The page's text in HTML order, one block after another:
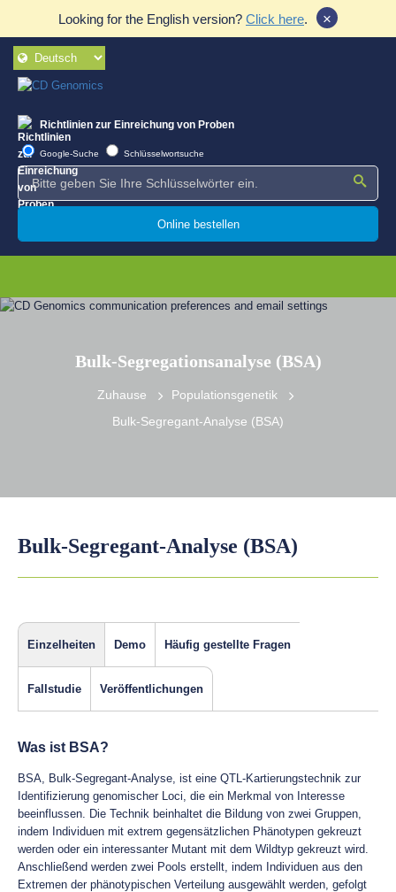
Looking for the English version? Click here. ×
Richtlinien zur Einreichung von Proben
Google-Suche Schlüsselwortsuche
Online bestellen
Bulk-Segregationsanalyse (BSA)
Zuhause
Populationsgenetik
Bulk-Segregant-Analyse (BSA)
Bulk-Segregant-Analyse (BSA)
Einzelheiten Demo Häufig gestellte Fragen
Fallstudie Veröffentlichungen
Was ist BSA?
BSA, Bulk-Segregant-Analyse, ist eine QTL-Kartierungstechnik zur
Identifizierung genomischer Loci, die ein Merkmal von Interesse
beeinflussen. Die Technik beinhaltet die Bildung von zwei Gruppen,
indem Individuen mit extrem gegensätzlichen Phänotypen gekreuzt
werden oder ein interessanter Mutant mit dem Wildtyp gekreuzt wird.
Anschließend werden zwei Pools erstellt, indem Individuen aus den
Extremen der phänotypischen Verteilung ausgewählt werden, gefolgt